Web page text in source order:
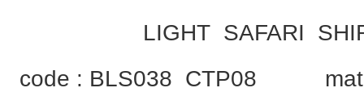
LIGHT SAFARI
code : BLS038 CTP08